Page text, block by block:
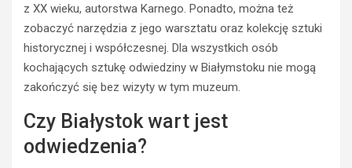
z XX wieku, autorstwa Karnego. Ponadto, można też
zobaczyć narzędzia z jego warsztatu oraz kolekcję sztuki
historycznej i współczesnej. Dla wszystkich osób
kochających sztukę odwiedziny w Białymstoku nie mogą
zakończyć się bez wizyty w tym muzeum.
Czy Białystok wart jest
odwiedzenia?
BEZPIECZEŃSTWO
POLICJA
WYPADKI
M
d
k
POLICJA
WYPADKI
ZATRZYMANIA